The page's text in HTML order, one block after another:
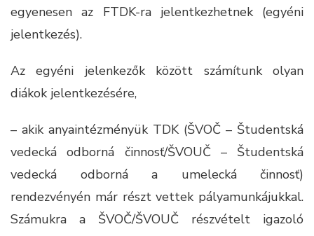
egyenesen az FTDK-ra jelentkezhetnek (egyéni
jelentkezés).
Az egyéni jelenkezők között számítunk olyan
diákok jelentkezésére,
– akik anyaintézményük TDK (ŠVOČ – Študentská
vedecká odborná činnosť/ŠVOUČ – Študentská
vedecká odborná a umelecká činnosť)
rendezvényén már részt vettek pályamunkájukkal.
Számukra a ŠVOČ/ŠVOUČ részvételt igazoló